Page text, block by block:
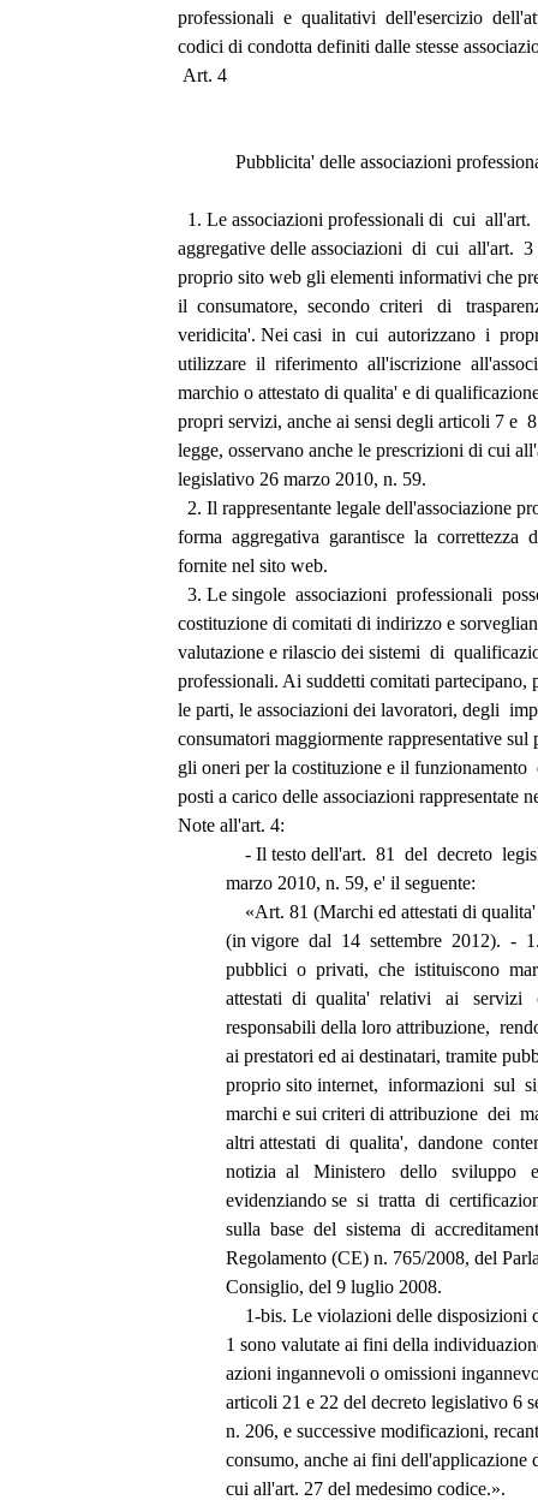
professionali  e  qualitativi  dell'esercizio
codici di condotta definiti dalle stesse
Art. 4
Pubblicita' delle associazioni
1. Le associazioni professionali di  cui  all'art.
aggregative delle associazioni  di  cui  all'art.
proprio sito web gli elementi informativi che
il  consumatore,  secondo  criteri   di
veridicita'. Nei casi  in  cui  autorizzano  i
utilizzare  il  riferimento  all'iscrizione
marchio o attestato di qualita' e di
propri servizi, anche ai sensi degli articoli 7 e
legge, osservano anche le prescrizioni di cui
legislativo 26 marzo 2010, n. 59.
2. Il rappresentante legale dell'associazione
forma  aggregativa  garantisce  la  correttezza
fornite nel sito web.
3. Le singole  associazioni  professionali
costituzione di comitati di indirizzo e
valutazione e rilascio dei sistemi  di
professionali. Ai suddetti comitati partecipano,
le parti, le associazioni dei lavoratori, degli
consumatori maggiormente rappresentative
gli oneri per la costituzione e il funzionamento
posti a carico delle associazioni rappresentate
Note all'art. 4:
- Il testo dell'art.  81  del  decreto
          marzo 2010, n. 59, e' il seguente:
«Art. 81 (Marchi ed attestati di
(in vigore  dal  14  settembre  2012).  -
pubblici  o  privati,  che  istituiscono
attestati  di  qualita'  relativi   ai
responsabili della loro attribuzione,
ai prestatori ed ai destinatari, tramite
proprio sito internet,  informazioni  sul
marchi e sui criteri di attribuzione  dei
altri attestati  di  qualita',  dandone
notizia  al   Ministero   dello
evidenziando se  si  tratta  di
sulla  base  del  sistema  di
Regolamento (CE) n. 765/2008, del
          Consiglio, del 9 luglio 2008.
1-bis. Le violazioni delle
1 sono valutate ai fini della
azioni ingannevoli o omissioni
articoli 21 e 22 del decreto
n. 206, e successive modificazioni,
consumo, anche ai fini
          cui all'art. 27 del medesimo codice.».